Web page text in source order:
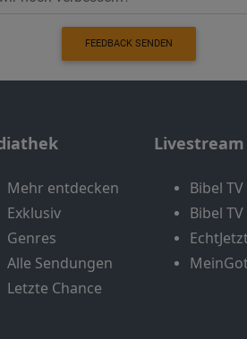
FEEDBACK SENDEN
Mehr entdecken
Exklusiv
Genres
Alle Sendungen
Letzte Chance
Livestream
Bibel TV
Bibel